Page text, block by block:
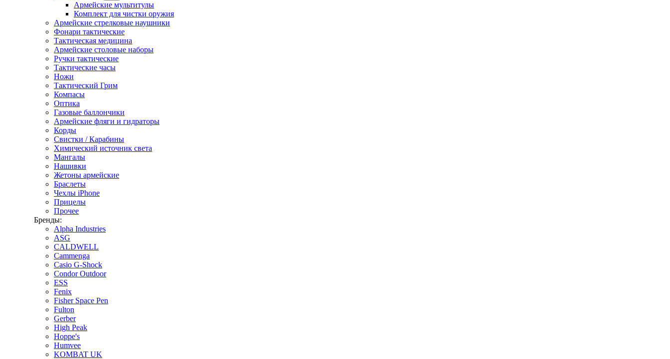
Армейские мультитулы
Комплект для чистки оружия
Армейские стрелковые наушники
Фонари тактические
Тактическая медицина
Армейские столовые наборы
Ручки тактические
Тактические часы
Ножи
Тактический Грим
Компасы
Оптика
Газовые баллончики
Армейские фляги и гидраторы
Корды
Свистки / Карабины
Химический источник света
Мангалы
Нашивки
Жетоны армейские
Браслеты
Чехлы iPhone
Прицелы
Прочее
Бренды:
Alpha Industries
ASG
CALDWELL
Cammenga
Casio G-Shock
Condor Outdoor
ESS
Fenix
Fisher Space Pen
Fulton
Gerber
High Peak
Hoppe's
Humvee
KOMBAT UK